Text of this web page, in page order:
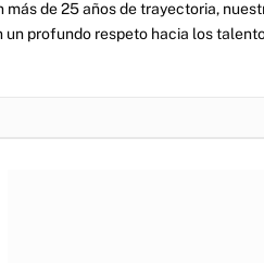
más de 25 años de trayectoria,
un profundo respeto hacia los